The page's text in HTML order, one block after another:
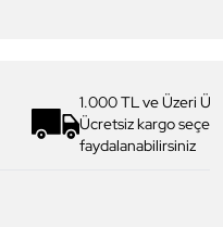
1.000 TL ve Üzeri
Ücretsiz kargo
faydalanabilirsiniz